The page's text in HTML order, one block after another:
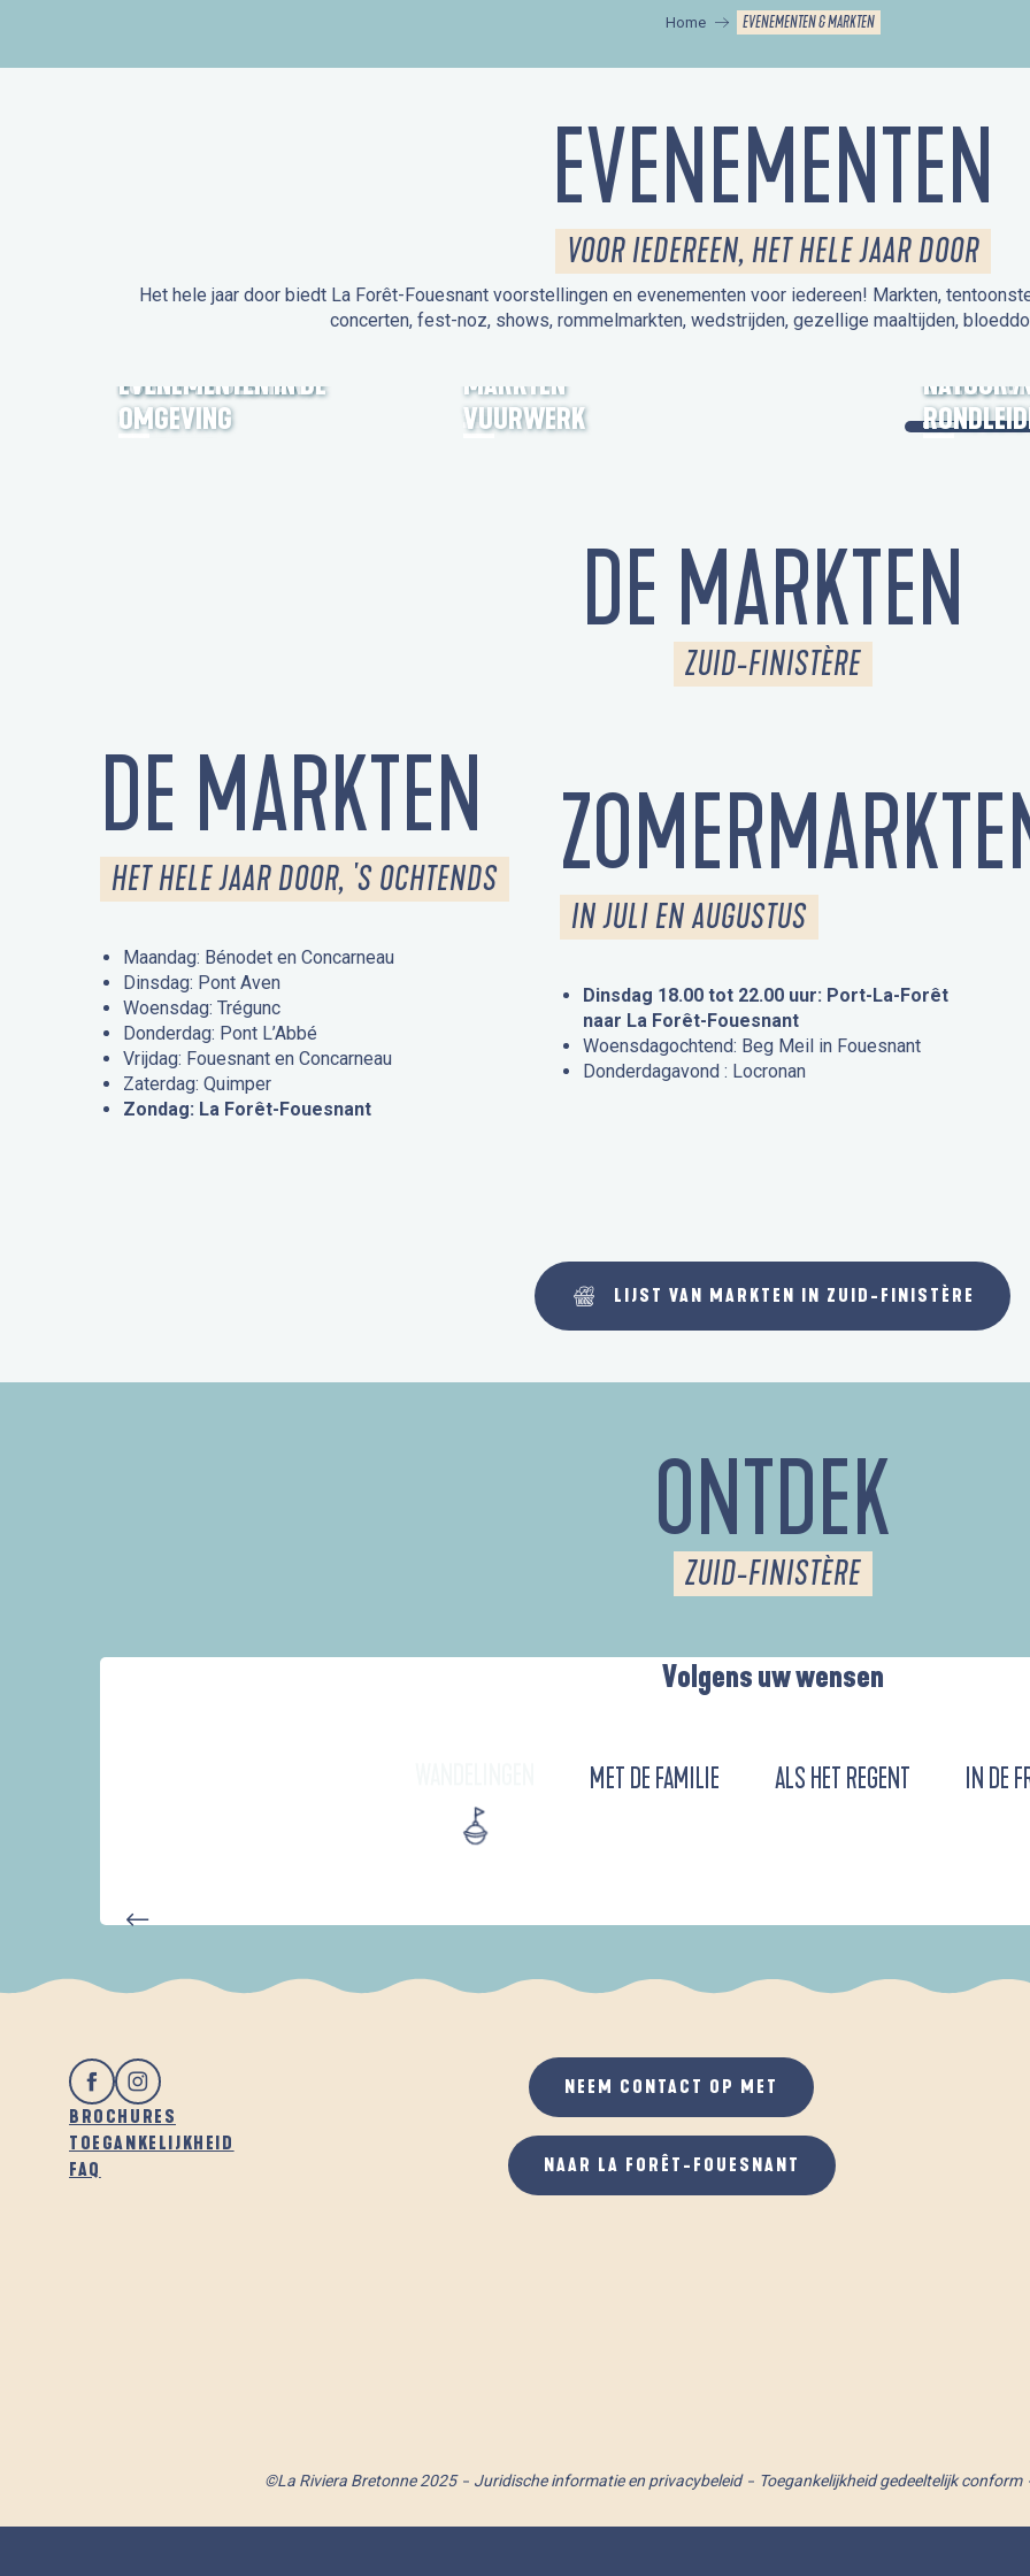
Home EVENEMENTEN & MARKTEN
EVENEMENTEN
VOOR IEDEREEN, HET HELE JAAR DOOR
Het hele jaar door biedt La Forêt-Fouesnant voorstellingen en evenementen voor iedereen! Markten,
concerten, fest-noz, shows, rommelmarkten, wedstrijden, gezellige maaltijden,
FORÊT-FOUESNANT
EVENEMENTEN IN DE
OMGEVING
MARKTEN
VUURWERK
OPEN
NATUUR /
DE MARKTEN
ZUID-FINISTÈRE
DE MARKTEN
HET HELE JAAR DOOR, 'S OCHTENDS
Maandag: Bénodet en Concarneau
Dinsdag: Pont Aven
Woensdag: Trégunc
Donderdag: Pont L’Abbé
Vrijdag: Fouesnant en Concarneau
Zaterdag: Quimper
Zondag: La Forêt-Fouesnant
IN JULI EN AUGUSTUS
Dinsdag 18.00 tot 22.00 uur: Port-La-Forêt
naar La Forêt-Fouesnant
Woensdagochtend: Beg Meil in Fouesnant
Donderdagavond : Locronan
LIJST VAN MARKTEN IN ZUID-FINISTÈRE
ONTDEK
ZUID-FINISTÈRE
Volgens uw wensen
MET DE FAMILIE ALS HET REGENT IN DE
BROCHURES
TOEGANKELIJKHEID
FAQ
NEEM CONTACT OP MET
NAAR LA FORÊT-FOUESNANT
©La Riviera Bretonne 2025 Juridische informatie en privacybeleid Toegankelijkheid gedeeltelijk conform